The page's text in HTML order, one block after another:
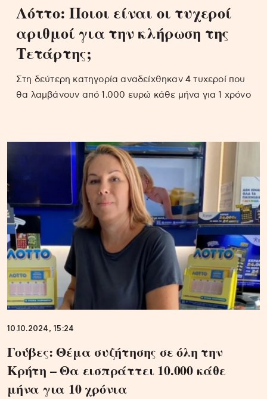
Λόττο: Ποιοι είναι οι τυχεροί
αριθμοί για την κλήρωση της
Τετάρτης;
Στη δεύτερη κατηγορία αναδείχθηκαν 4 τυχεροί που
θα λαμβάνουν από 1.000 ευρώ κάθε μήνα για 1 χρόνο
10.10.2024, 15:24
Γούβες: Θέμα συζήτησης σε όλη την
Κρήτη – Θα εισπράττει 10.000 κάθε
μήνα για 10 χρόνια